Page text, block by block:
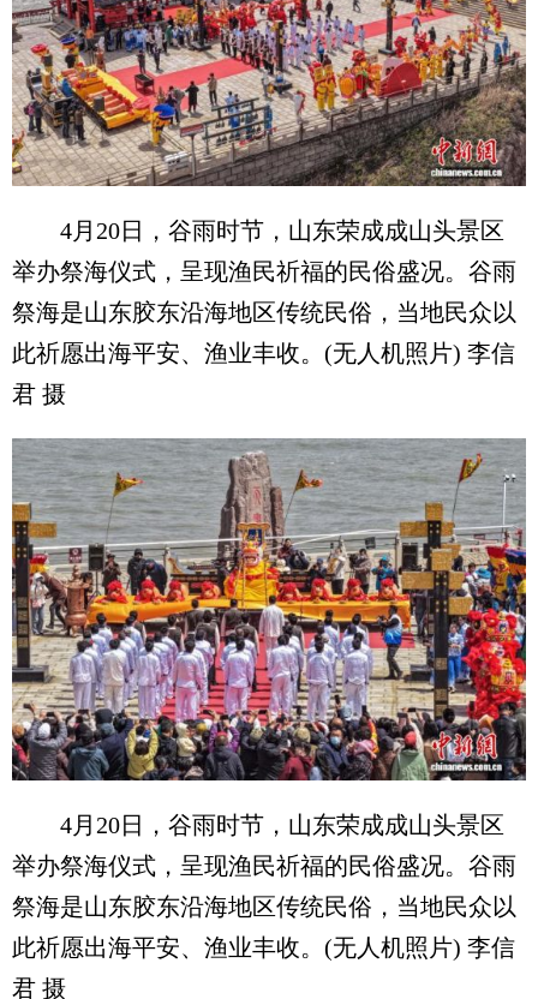
4月20日，谷雨时节，山东荣成成山头景区
举办祭海仪式，呈现渔民祈福的民俗盛况。谷雨
祭海是山东胶东沿海地区传统民俗，当地民众以
此祈愿出海平安、渔业丰收。(无人机照片) 李信
君 摄
4月20日，谷雨时节，山东荣成成山头景区
举办祭海仪式，呈现渔民祈福的民俗盛况。谷雨
祭海是山东胶东沿海地区传统民俗，当地民众以
此祈愿出海平安、渔业丰收。(无人机照片) 李信
君 摄